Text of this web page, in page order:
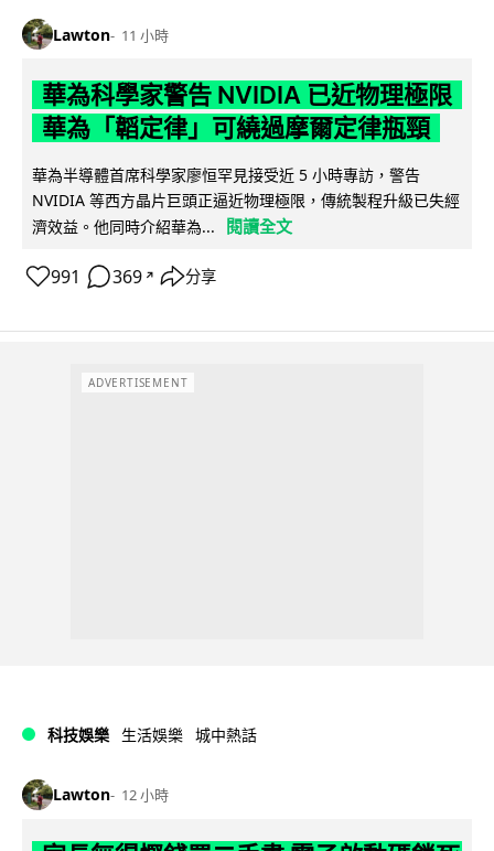
Lawton 11 小時
華為科學家警告 NVIDIA 已近物理極限
華為「韜定律」可繞過摩爾定律瓶頸
華為半導體首席科學家廖恒罕見接受近 5 小時專訪，警告
NVIDIA 等西方晶片巨頭正逼近物理極限，傳統製程升級已失經
濟效益。他同時介紹華為...
閱讀全文
991 369 ↗ 分享
ADVERTISEMENT
科技娛樂 生活娛樂 城中熱話
Lawton 12 小時